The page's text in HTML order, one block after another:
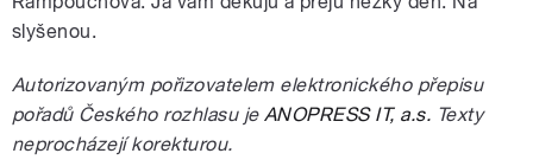
slyšenou.
Autorizovaným pořizovatelem elektronického přepisu
pořadů Českého rozhlasu je ANOPRESS IT, a.s. Texty
neprocházejí korekturou.